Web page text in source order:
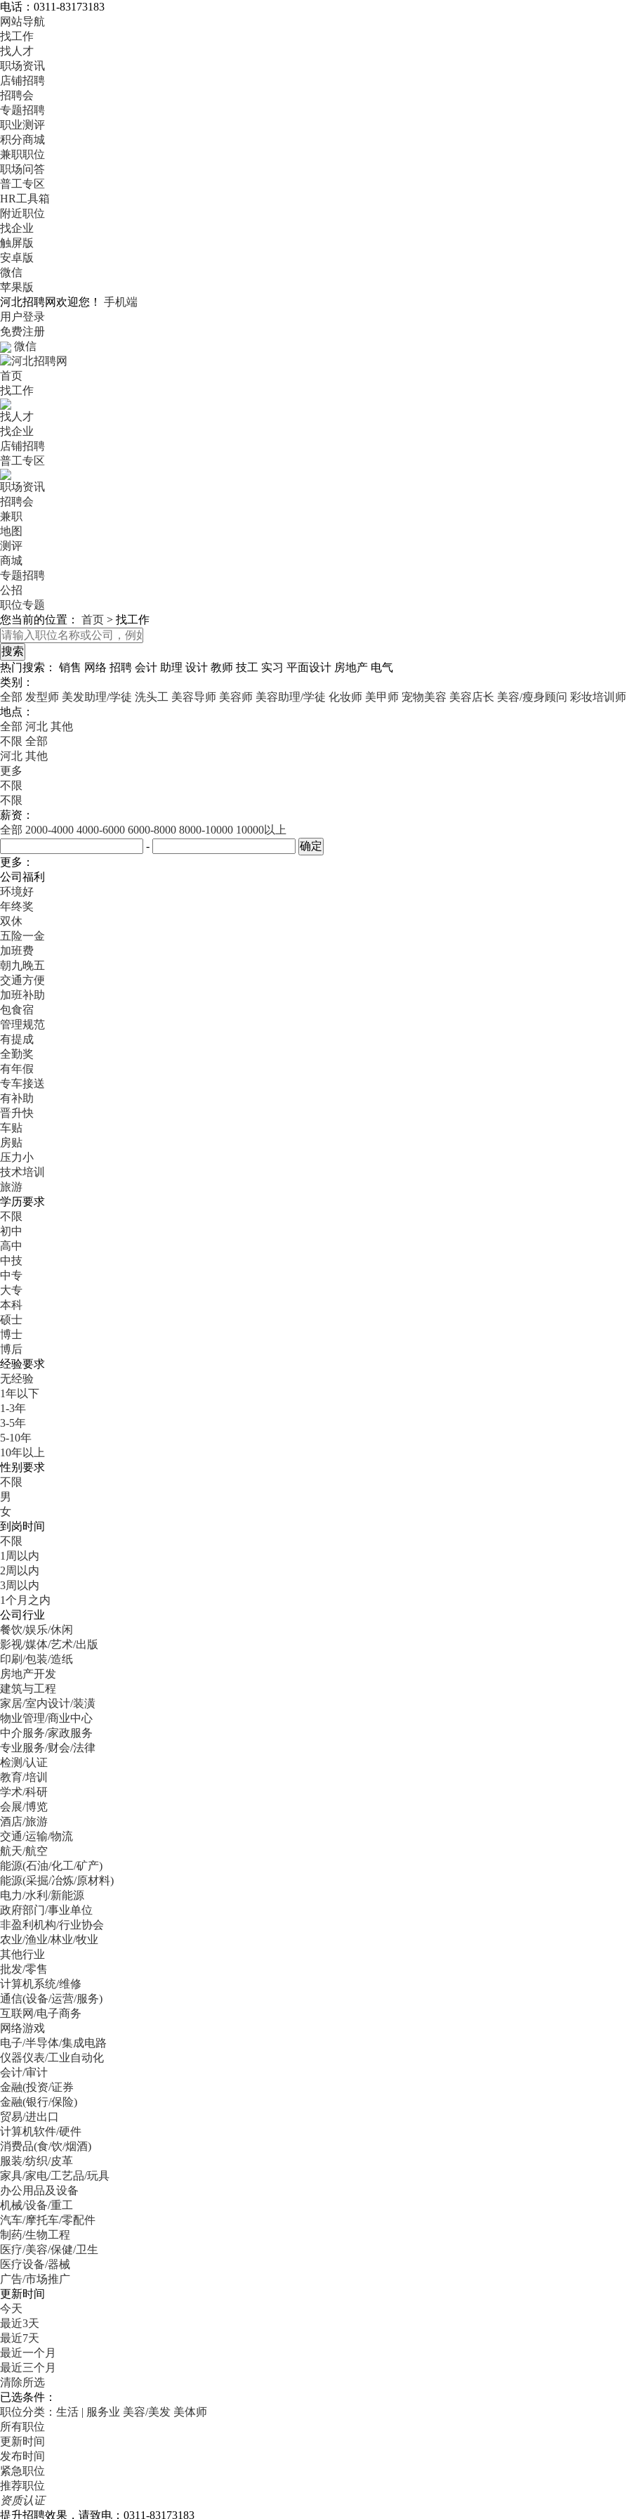
电话：0311-83173183
网站导航
找工作
找人才
职场资讯
店铺招聘
招聘会
专题招聘
职业测评
积分商城
兼职职位
职场问答
普工专区
HR工具箱
附近职位
找企业
触屏版
安卓版
微信
苹果版
河北招聘网欢迎您！
手机端
用户登录
免费注册
微信
首页
找工作
找人才
找企业
店铺招聘
普工专区
职场资讯
招聘会
兼职
地图
测评
商城
专题招聘
公招
职位专题
您当前的位置： 首页 > 找工作
热门搜索： 销售 网络 招聘 会计 助理 设计 教师 技工 实习 平面设计 房地产 电气
类别：
全部 发型师 美发助理/学徒 洗头工 美容导师 美容师 美容助理/学徒 化妆师 美甲师 宠物美容 美容店长 美容/瘦身顾问 彩妆培训师
地点：
全部 河北 其他
不限 全部
河北 其他
更多
不限
不限
薪资：
全部 2000-4000 4000-6000 6000-8000 8000-10000 10000以上
-
更多：
公司福利
环境好
年终奖
双休
五险一金
加班费
朝九晚五
交通方便
加班补助
包食宿
管理规范
有提成
全勤奖
有年假
专车接送
有补助
晋升快
车贴
房贴
压力小
技术培训
旅游
学历要求
不限
初中
高中
中技
中专
大专
本科
硕士
博士
博后
经验要求
无经验
1年以下
1-3年
3-5年
5-10年
10年以上
性别要求
不限
男
女
到岗时间
不限
1周以内
2周以内
3周以内
1个月之内
公司行业
餐饮/娱乐/休闲
影视/媒体/艺术/出版
印刷/包装/造纸
房地产开发
建筑与工程
家居/室内设计/装潢
物业管理/商业中心
中介服务/家政服务
专业服务/财会/法律
检测/认证
教育/培训
学术/科研
会展/博览
酒店/旅游
交通/运输/物流
航天/航空
能源(石油/化工/矿产)
能源(采掘/冶炼/原材料)
电力/水利/新能源
政府部门/事业单位
非盈利机构/行业协会
农业/渔业/林业/牧业
其他行业
批发/零售
计算机系统/维修
通信(设备/运营/服务)
互联网/电子商务
网络游戏
电子/半导体/集成电路
仪器仪表/工业自动化
会计/审计
金融(投资/证券
金融(银行/保险)
贸易/进出口
计算机软件/硬件
消费品(食/饮/烟酒)
服装/纺织/皮革
家具/家电/工艺品/玩具
办公用品及设备
机械/设备/重工
汽车/摩托车/零配件
制药/生物工程
医疗/美容/保健/卫生
医疗设备/器械
广告/市场推广
更新时间
今天
最近3天
最近7天
最近一个月
最近三个月
清除所选
已选条件：
职位分类：生活 | 服务业 美容/美发 美体师
所有职位
更新时间
发布时间
紧急职位
推荐职位
资质认证
提升招聘效果，请致电：0311-83173183